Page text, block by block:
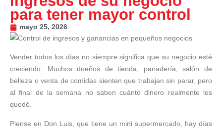
para tener mayor control
mayo 25, 2026
Vender todos los días no siempre significa que su negocio esté
creciendo. Muchos dueños de tienda, panadería, salón de
belleza o venta de comidas sienten que trabajan sin parar, pero
al final de la semana no saben cuánto dinero realmente les
quedó.
Piense en Don Luis, que tiene un mini supermercado, hay días